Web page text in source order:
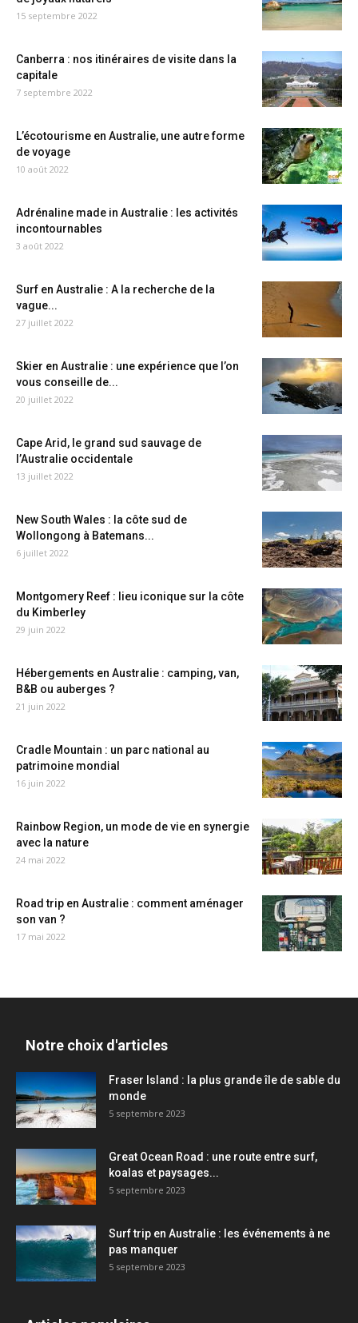
15 septembre 2022
Canberra : nos itinéraires de visite dans la
capitale
7 septembre 2022
L’écotourisme en Australie, une autre forme
de voyage
10 août 2022
Adrénaline made in Australie : les activités
incontournables
3 août 2022
Surf en Australie : A la recherche de la
vague...
27 juillet 2022
Skier en Australie : une expérience que l’on
vous conseille de...
20 juillet 2022
Cape Arid, le grand sud sauvage de
l’Australie occidentale
13 juillet 2022
New South Wales : la côte sud de
Wollongong à Batemans...
6 juillet 2022
Montgomery Reef : lieu iconique sur la côte
du Kimberley
29 juin 2022
Hébergements en Australie : camping, van,
B&B ou auberges ?
21 juin 2022
Cradle Mountain : un parc national au
patrimoine mondial
16 juin 2022
Rainbow Region, un mode de vie en synergie
avec la nature
24 mai 2022
Road trip en Australie : comment aménager
son van ?
17 mai 2022
Notre choix d'articles
Fraser Island : la plus grande île de sable du
monde
5 septembre 2023
Great Ocean Road : une route entre surf,
koalas et paysages...
5 septembre 2023
Surf trip en Australie : les événements à ne
pas manquer
5 septembre 2023